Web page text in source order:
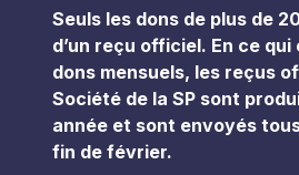
Seuls les dons de plus de
d’un reçu officiel. En ce
dons mensuels, les reçus
Société de la SP sont
année et sont envoyés
fin de février.